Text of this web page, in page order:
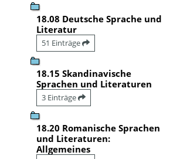
18.08 Deutsche Sprache und
Literatur
51 Einträge
18.15 Skandinavische
Sprachen und Literaturen
3 Einträge
18.20 Romanische Sprachen
und Literaturen:
Allgemeines